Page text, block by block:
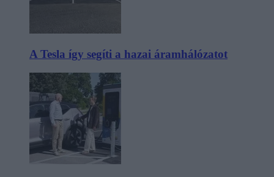
A Tesla így segíti a hazai áramhálózatot